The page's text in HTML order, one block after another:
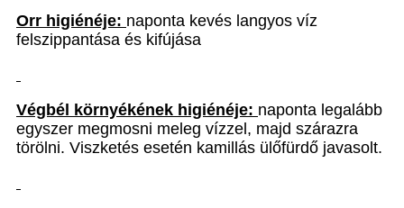
Orr higiénéje: naponta kevés langyos víz
felszippantása és kifújása
Végbél környékének higiénéje: naponta legalább
egyszer megmosni meleg vízzel, majd szárazra
törölni. Viszketés esetén kamillás ülőfürdő javasolt.